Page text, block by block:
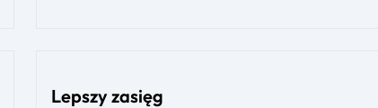
Lepszy zasięg